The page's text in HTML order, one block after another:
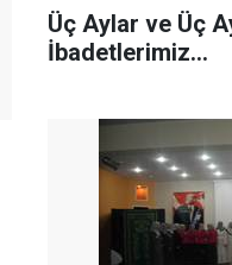
Üç Aylar ve Üç
İbadetlerimiz...